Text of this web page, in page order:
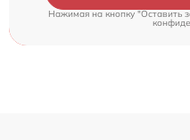
Нажимая на кнопку "Оставить